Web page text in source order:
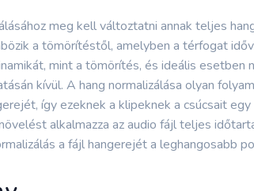
meg kell változtatni annak teljes
a tömörítéstől, amelyben a térfogat
mint a tömörítés, és ideális esetben
kívül. A hang normalizálása olyan
így ezeknek a klipeknek a csúcsait
alkalmazza az audio fájl teljes
a fájl hangerejét a leghangosabb